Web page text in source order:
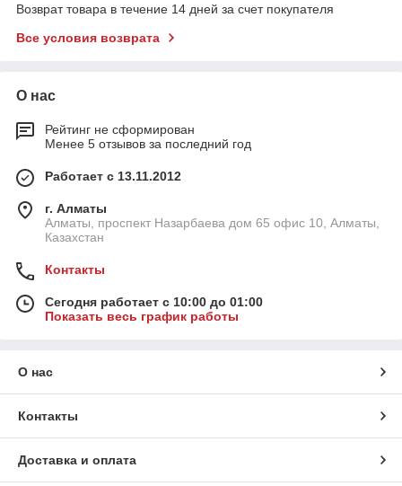
Возврат товара в течение 14 дней за счет покупателя
Все условия возврата
О нас
Рейтинг не сформирован
Менее 5 отзывов за последний год
Работает с 13.11.2012
г. Алматы
Алматы, проспект Назарбаева дом 65 офис 10, Алматы,
Казахстан
Контакты
Сегодня работает с 10:00 до 01:00
Показать весь график работы
О нас
Контакты
Доставка и оплата